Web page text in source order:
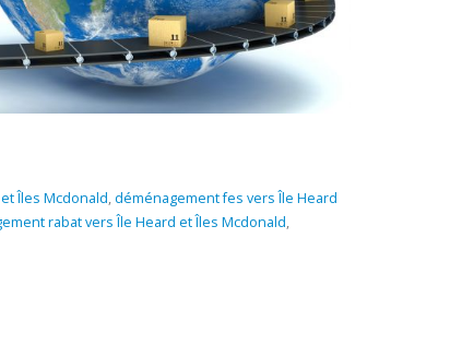
Îles Mcdonald,déménagement fes vers Île Heard
rabat vers Île Heard et Îles Mcdonald,